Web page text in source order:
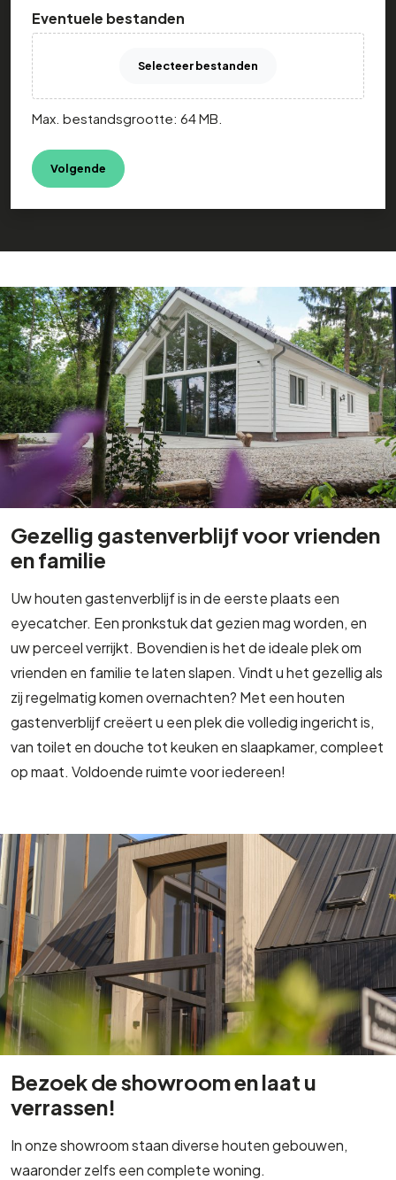
Eventuele bestanden
Selecteer bestanden
Max. bestandsgrootte: 64 MB.
Gezellig gastenverblijf voor vrienden
en familie
Uw houten gastenverblijf is in de eerste plaats een
eyecatcher. Een pronkstuk dat gezien mag worden, en
uw perceel verrijkt. Bovendien is het de ideale plek om
vrienden en familie te laten slapen. Vindt u het gezellig als
zij regelmatig komen overnachten? Met een houten
gastenverblijf creëert u een plek die volledig ingericht is,
van toilet en douche tot keuken en slaapkamer, compleet
op maat. Voldoende ruimte voor iedereen!
Bezoek de showroom en laat u
verrassen!
In onze showroom staan diverse houten gebouwen,
waaronder zelfs een complete woning.